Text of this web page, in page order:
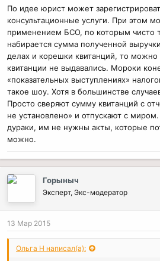
По идее юрист может
консультационные услуги. При этом
применением БСО, по которым чисто
набирается сумма полученной
делах и корешки квитанций, то можно
квитанции не выдавались. Мороки
«показательных выступлениях»
такое шоу. Хотя в большинстве
Просто сверяют сумму квитанций с
не установлено» и отпускают с
дураки, им не нужны акты, которые
можно.
Горыныч
Эксперт, Экс-модератор
13 Мар 2015
Ольга Н написал(а):